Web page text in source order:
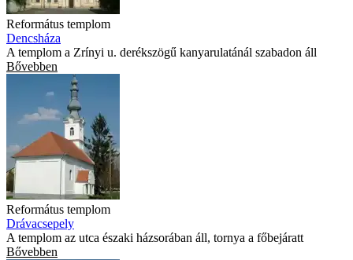
Református templom
Dencsháza
A templom a Zrínyi u. derékszögű kanyarulatánál szabadon áll
Bővebben
Református templom
Drávacsepely
A templom az utca északi házsorában áll, tornya a főbejáratt
Bővebben